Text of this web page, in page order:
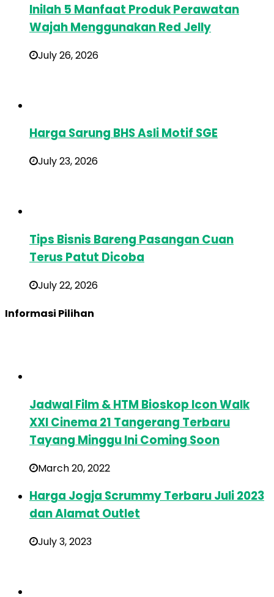
Inilah 5 Manfaat Produk Perawatan
Wajah Menggunakan Red Jelly
July 26, 2026
Harga Sarung BHS Asli Motif SGE
July 23, 2026
Tips Bisnis Bareng Pasangan Cuan
Terus Patut Dicoba
July 22, 2026
Informasi Pilihan
Jadwal Film & HTM Bioskop Icon Walk
XXI Cinema 21 Tangerang Terbaru
Tayang Minggu Ini Coming Soon
March 20, 2022
Harga Jogja Scrummy Terbaru Juli 2023
dan Alamat Outlet
July 3, 2023